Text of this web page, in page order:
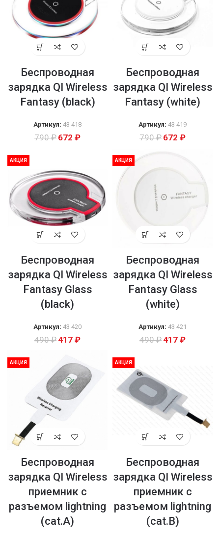
Беспроводная
зарядка QI Wireless
Fantasy (black)
Артикул: 43 418
790₽ 672 ₽
Беспроводная
зарядка QI Wireless
Fantasy (white)
Артикул: 43 419
790₽ 672 ₽
АКЦИЯ
Беспроводная
зарядка QI Wireless
Fantasy Glass
(black)
Артикул: 43 420
490₽ 417 ₽
АКЦИЯ
Беспроводная
зарядка QI Wireless
Fantasy Glass
(white)
Артикул: 43 421
490₽ 417 ₽
АКЦИЯ
Беспроводная
зарядка QI Wireless
приемник с
разъемом lightning
(cat.A)
АКЦИЯ
Беспроводная
зарядка QI Wireless
приемник с
разъемом lightning
(cat.B)